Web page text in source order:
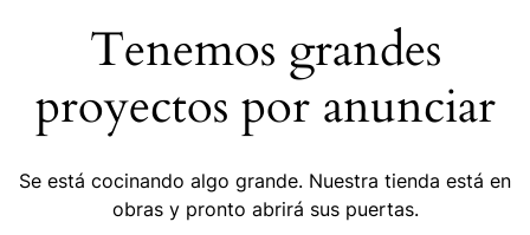
Tenemos grandes
proyectos por anunciar
Se está cocinando algo grande. Nuestra tienda está en
obras y pronto abrirá sus puertas.